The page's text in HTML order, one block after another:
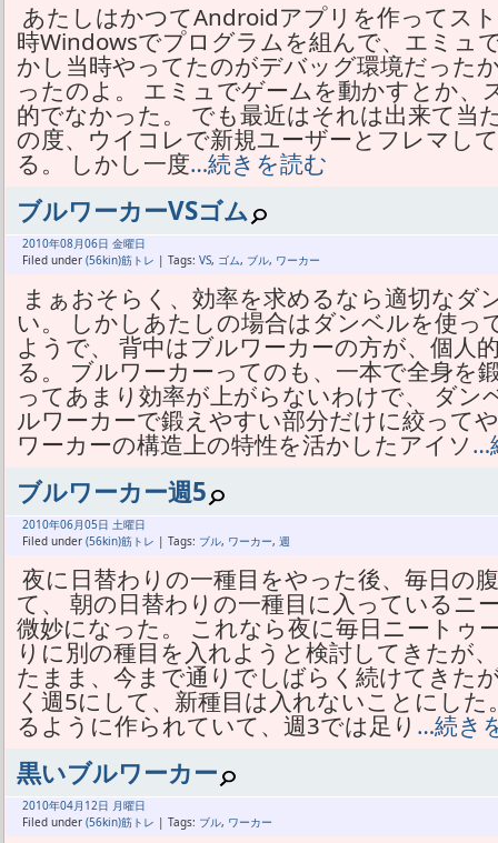
あたしはかつてAndroidアプリを作ってス
時Windowsでプログラムを組んで、エミュ
かし当時やってたのがデバッグ環境だった
ったのよ。 エミュでゲームを動かすとか、
的でなかった。 でも最近はそれは出来て当
の度、ウイコレで新規ユーザーとフレマし
る。 しかし一度…続きを読む
ブルワーカーVSゴム
2010年08月06日 金曜日
Filed under (56kin)筋トレ | Tags: VS, ゴム, ブル, ワーカー
まぁおそらく、効率を求めるなら適切なダ
い。 しかしあたしの場合はダンベルを使っ
ようで、 背中はブルワーカーの方が、個人
る。 ブルワーカーってのも、一本で全身を
ってあまり効率が上がらないわけで、 ダン
ルワーカーで鍛えやすい部分だけに絞って
ワーカーの構造上の特性を活かしたアイソ…
ブルワーカー週5
2010年06月05日 土曜日
Filed under (56kin)筋トレ | Tags: ブル, ワーカー, 週
夜に日替わりの一種目をやった後、毎日の
て、 朝の日替わりの一種目に入っているニ
微妙になった。 これなら夜に毎日ニートゥ
りに別の種目を入れようと検討してきたが
たまま、今まで通りでしばらく続けてきた
く週5にして、新種目は入れないことにし
るように作られていて、週3では足り …続き
黒いブルワーカー
2010年04月 12日 月曜日
Filed under (56kin)筋トレ | Tags: ブル, ワーカー